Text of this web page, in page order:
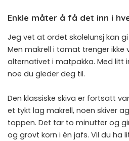
Enkle måter å få det inn i
Jeg vet at ordet skolelunsj kan
Men makrell i tomat trenger
alternativet i matpakka. Med litt
noe du gleder deg til.
Den klassiske skiva er fortsatt
et tykt lag makrell, noen skiver
toppen. Det tar to minutter og
og grovt korn i én jafs. Vil du ha